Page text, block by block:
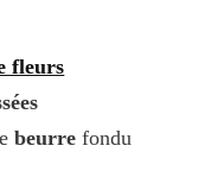
fleurs
beurre fondu